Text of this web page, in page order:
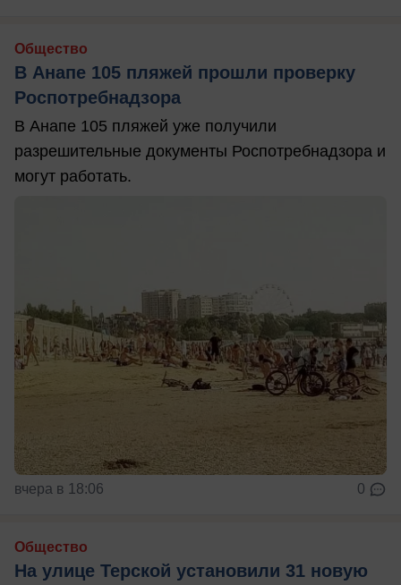
Общество
В Анапе 105 пляжей прошли проверку
Роспотребнадзора
В Анапе 105 пляжей уже получили
разрешительные документы Роспотребнадзора и
могут работать.
вчера в 18:06 0
Общество
На улице Терской установили 31 новую